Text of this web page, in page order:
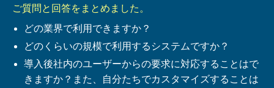
ご質問と回答をまとめました。
どの業界で利用できますか？
どのくらいの規模で利用するシステムですか？
導入後社内のユーザーからの要求に対応することはで
きますか？また、自分たちでカスタマイズすることは